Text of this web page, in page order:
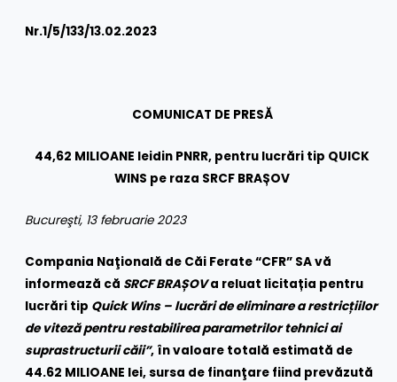
Nr.1/5/133/13.02.2023
COMUNICAT DE PRESĂ
44,62 MILIOANE leidin PNRR, pentru lucrări tip QUICK
WINS pe raza SRCF BRAȘOV
Bucureşti, 13 februarie 2023
Compania Naţională de Căi Ferate “CFR” SA vă
informează că SRCF BRAȘOVa reluat licitația pentru
lucrări tip Quick Wins – lucrări de eliminare a restricțiilor
de viteză pentru restabilirea parametrilor tehnici ai
suprastructurii căii”, în valoare totală estimată de
44.62 MILIOANE lei, sursa de finanţare fiind prevăzută